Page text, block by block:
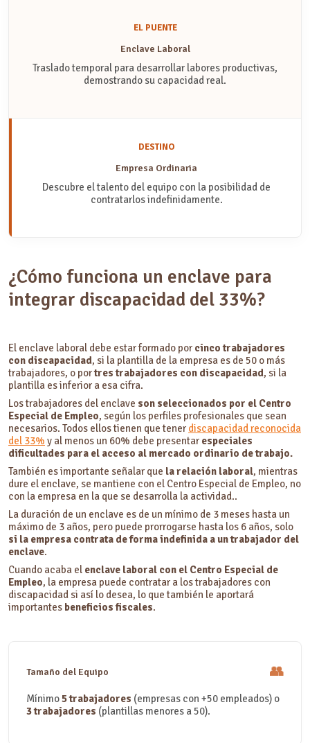
EL PUENTE
Enclave Laboral
Traslado temporal para desarrollar labores productivas,
demostrando su capacidad real.
DESTINO
Empresa Ordinaria
Descubre el talento del equipo con la posibilidad de
contratarlos indefinidamente.
¿Cómo funciona un enclave para
integrar discapacidad del 33%?
El enclave laboral debe estar formado por cinco trabajadores
con discapacidad, si la plantilla de la empresa es de 50 o más
trabajadores, o portres trabajadores con discapacidad, si la
plantilla es inferior a esa cifra.
Los trabajadores del enclave son seleccionados por el Centro
Especial de Empleo, según los perfiles profesionales que sean
necesarios. Todos ellos tienen que tener discapacidad reconocida
del 33% y al menos un 60% debe presentar especiales
dificultades para el acceso al mercado ordinario de trabajo.
También es importante señalar que la relación laboral, mientras
dure el enclave, se mantiene con el Centro Especial de Empleo, no
con la empresa en la que se desarrolla la actividad..
La duración de un enclave es de un mínimo de 3 meses hasta un
máximo de 3 años, pero puede prorrogarse hasta los 6 años, solo
si la empresa contrata de forma indefinida a un trabajador del
enclave.
Cuando acaba el enclave laboral con el Centro Especial de
Empleo, la empresa puede contratar a los trabajadores con
discapacidad si así lo desea, lo que también le aportará
importantes beneficios fiscales.
Tamaño del Equipo 👥
Mínimo5 trabajadores (empresas con +50 empleados) o
3 trabajadores (plantillas menores a 50).